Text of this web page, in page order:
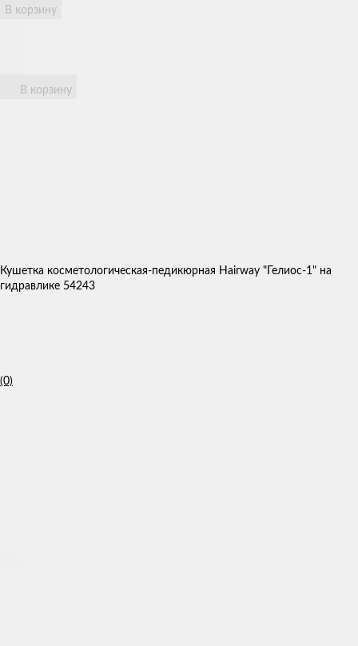
В корзину
В корзину
Кушетка косметологическая-педикюрная Hairway "Гелиос-1" на
гидравлике 54243
(0)